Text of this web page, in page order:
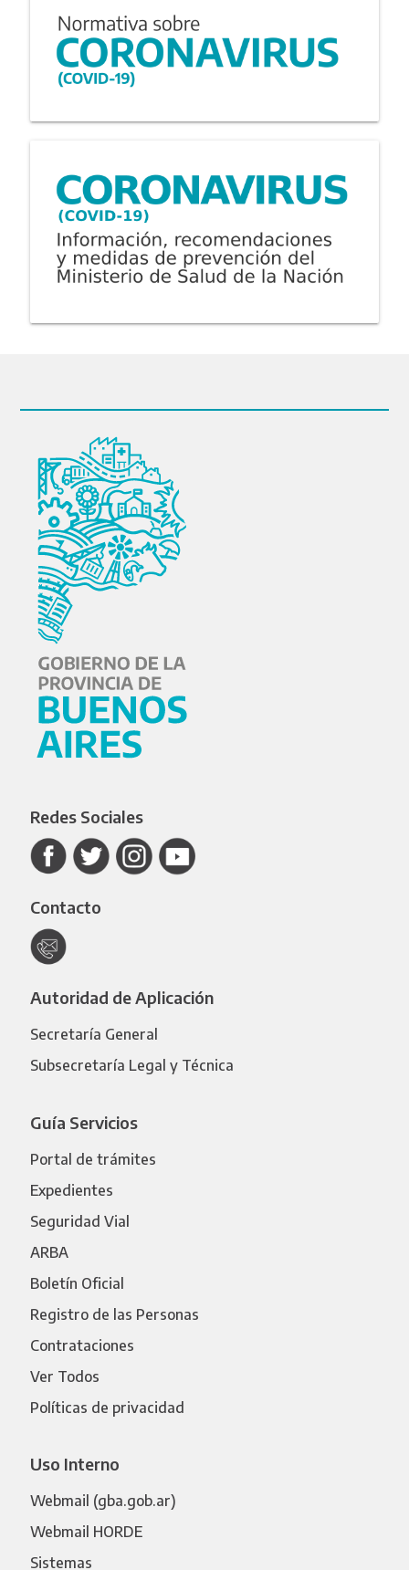
Redes Sociales
Contacto
Autoridad de Aplicación
Secretaría General
Subsecretaría Legal y Técnica
Guía Servicios
Portal de trámites
Expedientes
Seguridad Vial
ARBA
Boletín Oficial
Registro de las Personas
Contrataciones
Ver Todos
Políticas de privacidad
Uso Interno
Webmail (gba.gob.ar)
Webmail HORDE
Sistemas